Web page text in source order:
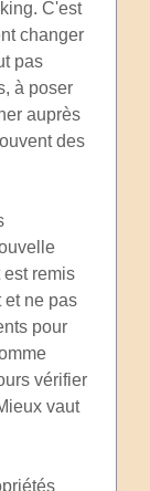
C'est
changer
pas
à poser
auprès
des
remis
et ne pas
pour
vérifier
vaut